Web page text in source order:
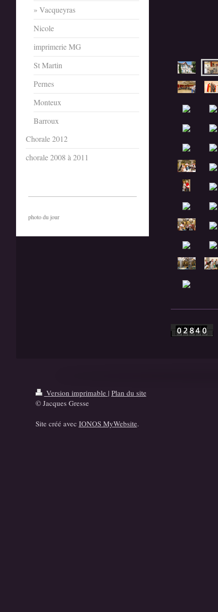
Vacqueyras
Nicole
imprimerie MG
St Martin
Pernes
Monteux
Barroux
Chorale 2012
chorale 2008 à 2011
photo du jour
Version imprimable | Plan du site
© Jacques Gresse
Site créé avec IONOS MyWebsite.